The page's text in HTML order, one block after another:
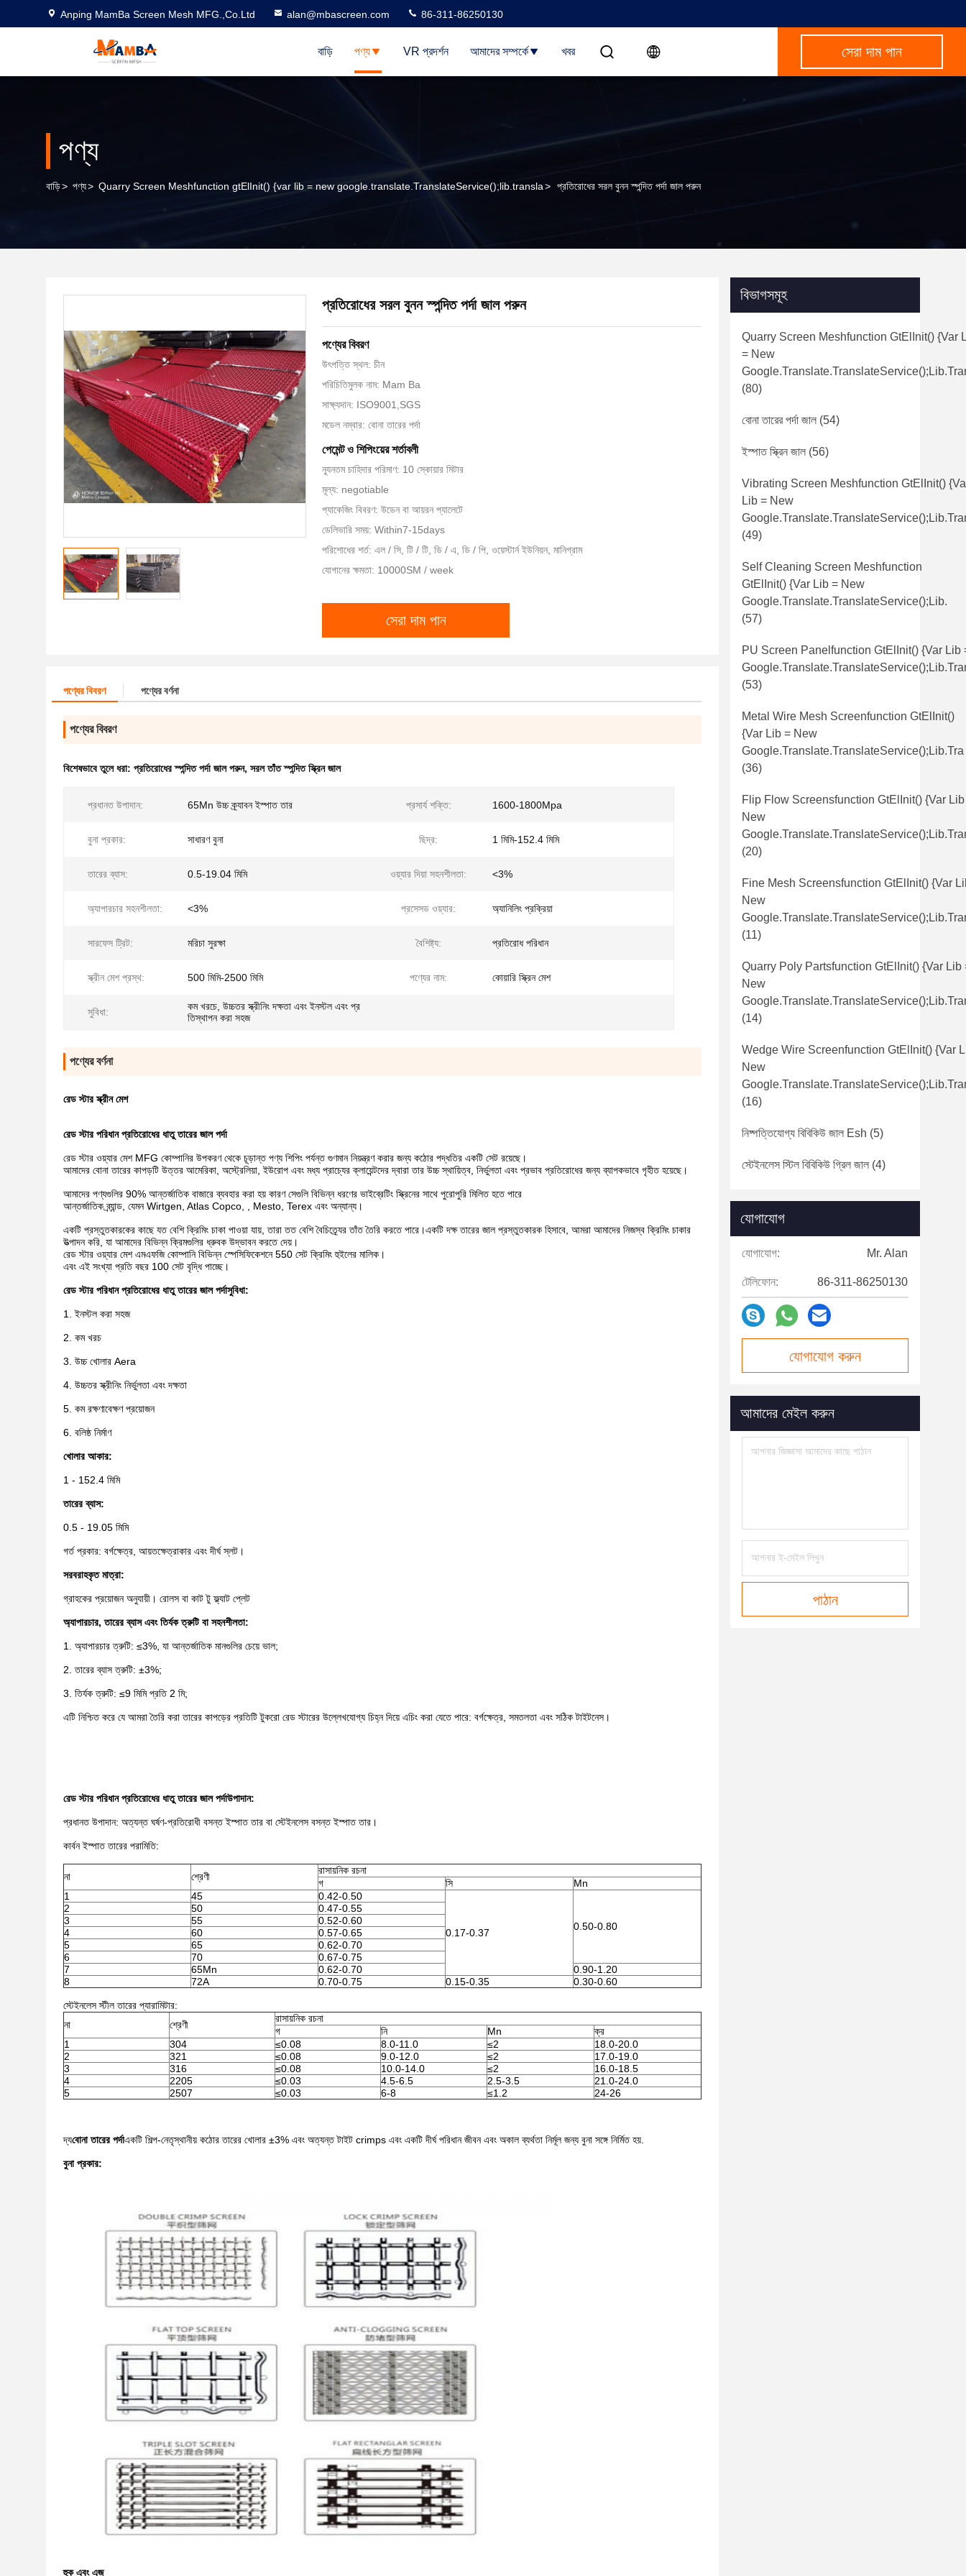
Anping MamBa Screen Mesh MFG.,Co.Ltd alan@mbascreen.com 86-311-86250130
বাড়ি পণ্য VR প্রদর্শন আমাদের সম্পর্কে খবর সেরা দাম পান
পণ্য
বাড়ি> পণ্য> Quarry Screen Meshfunction gtElInit() {var lib = new google.translate.TranslateService();lib.transla> প্রতিরোধের সরল বুনন স্পন্দিত পর্দা জাল পরুন
প্রতিরোধের সরল বুনন স্পন্দিত পর্দা জাল পরুন
পণ্যের বিবরণ
উৎপত্তি স্থল: চীন
পরিচিতিমুলক নাম: Mam Ba
সাক্ষ্যদান: ISO9001,SGS
মডেল নম্বার: বোনা তারের পর্দা
পেমেন্ট ও শিপিংয়ের শর্তাবলী
ন্যূনতম চাহিদার পরিমাণ: 10 স্কোয়ার মিটার
মূল্য: negotiable
প্যাকেজিং বিবরণ: উডেন বা আয়রন প্যালেটে
ডেলিভারি সময়: Within7-15days
পরিশোধের শর্ত: এল / সি, টি / টি, ডি / এ, ডি / পি, ওয়েস্টার্ন ইউনিয়ন, মানিগ্রাম
যোগানের ক্ষমতা: 10000SM / week
সেরা দাম পান
পণ্যের বিবরণ পণ্যের বর্ণনা
পণ্যের বিবরণ
বিশেষভাবে তুলে ধরা: প্রতিরোধের স্পন্দিত পর্দা জাল পরুন, সরল তাঁত স্পন্দিত স্ক্রিন জাল
প্রধানত উপাদান: 65Mn উচ্চ ক্র্যাবন ইস্পাত তার প্রসার্য শক্তি: 1600-1800Mpa
বুনা প্রকার: সাধারণ বুনা ছিদ্র: 1 মিমি-152.4 মিমি
তারের ব্যাস: 0.5-19.04 মিমি ওয়্যার দিয়া সহনশীলতা: <3%
অ্যাপারচার সহনশীলতা: <3% প্রসেসড ওয়্যার: অ্যানিলিং প্রক্রিয়া
সারফেস ট্রিট: মরিচা সুরক্ষা বৈশিষ্ট্য: প্রতিরোধ পরিধান
স্ক্রীন মেশ প্রস্থ: 500 মিমি-2500 মিমি পণ্যের নাম: কোয়ারি স্ক্রিন মেশ
সুবিধা:
কম খরচে, উচ্চতর স্ক্রীনিং দক্ষতা এবং ইনস্টল এবং প্র
তিস্থাপন করা সহজ
পণ্যের বর্ণনা
রেড স্টার স্ক্রীন মেশ
রেড স্টার পরিধান প্রতিরোধের ধাতু তারের জাল পর্দা
রেড স্টার ওয়্যার মেশ MFG কোম্পানির উপকরণ থেকে চূড়ান্ত পণ্য শিপিং পর্যন্ত গুণমান নিয়ন্ত্রণ করার জন্য কঠোর পদ্ধতির একটি সেট রয়েছে।
আমাদের বোনা তারের কাপড়টি উত্তর আমেরিকা, অস্ট্রেলিয়া, ইউরোপ এবং মধ্য প্রাচ্যের ক্লায়েন্টদের দ্বারা তার উচ্চ স্থায়িত্ব, নির্ভুলতা এবং প্রভাব প্রতিরোধের জন্য ব্যাপকভাবে গৃহীত হয়েছে।
আমাদের পণ্যগুলির 90% আন্তর্জাতিক বাজারে ব্যবহার করা হয় কারণ সেগুলি বিভিন্ন ধরণের ভাইব্রেটিং স্ক্রিনের সাথে পুরোপুরি মিলিত হতে পারে
আন্তর্জাতিক ব্র্যান্ড, যেমন Wirtgen, Atlas Copco, , Mesto, Terex এবং অন্যান্য।
একটি প্রস্তুতকারকের কাছে যত বেশি ক্রিমিং চাকা পাওয়া যায়, তারা তত বেশি বৈচিত্র্যের তাঁত তৈরি করতে পারে।একটি দক্ষ তারের জাল প্রস্তুতকারক হিসাবে, আমরা আমাদের নিজস্ব ক্রিমিং চাকার
উত্পাদন করি, যা আমাদের বিভিন্ন ক্রিমগুলির ধ্রুবক উদ্ভাবন করতে দেয়।
রেড স্টার ওয়্যার মেশ এমএফজি কোম্পানি বিভিন্ন স্পেসিফিকেশনে 550 সেট ক্রিমিং হুইলের মালিক।
এবং এই সংখ্যা প্রতি বছর 100 সেট বৃদ্ধি পাচ্ছে।
রেড স্টার পরিধান প্রতিরোধের ধাতু তারের জাল পর্দাসুবিধা:
1. ইনস্টল করা সহজ
2. কম খরচ
3. উচ্চ খোলার Aera
4. উচ্চতর স্ক্রীনিং নির্ভুলতা এবং দক্ষতা
5. কম রক্ষণাবেক্ষণ প্রয়োজন
6. বলিষ্ঠ নির্মাণ
খোলার আকার:
1 - 152.4 মিমি
তারের ব্যাস:
0.5 - 19.05 মিমি
গর্ত প্রকার: বর্গক্ষেত্র, আয়তক্ষেত্রাকার এবং দীর্ঘ স্লট।
সরবরাহকৃত মাত্রা:
গ্রাহকের প্রয়োজন অনুযায়ী। রোলস বা কাট টু ফ্ল্যাট প্লেট
অ্যাপারচার, তারের ব্যাস এবং তির্যক ত্রুটি বা সহনশীলতা:
1. অ্যাপারচার ত্রুটি: ≤3%, যা আন্তর্জাতিক মানগুলির চেয়ে ভাল;
2. তারের ব্যাস ত্রুটি: ±3%;
3. তির্যক ত্রুটি: ≤9 মিমি প্রতি 2 মি;
এটি নিশ্চিত করে যে আমরা তৈরি করা তারের কাপড়ের প্রতিটি টুকরো রেড স্টারের উল্লেখযোগ্য চিহ্ন দিয়ে এচিং করা যেতে পারে: বর্গক্ষেত্র, সমতলতা এবং সঠিক টাইটনেস।
রেড স্টার পরিধান প্রতিরোধের ধাতু তারের জাল পর্দাউপাদান:
প্রধানত উপাদান: অত্যন্ত ঘর্ষণ-প্রতিরোধী বসন্ত ইস্পাত তার বা স্টেইনলেস বসন্ত ইস্পাত তার।
কার্বন ইস্পাত তারের পরামিতি:
না শ্রেণী
রাসায়নিক রচনা
গ
সি
Mn
1
45 0.42-0.50
0.17-0.37
0.50-0.80
2 50
0.47-0.55
3
55
0.52-0.60
4
60
0.57-0.65
5
65
0.62-0.70
6
70
0.67-0.75
7
65Mn 0.62-0.70
0.90-1.20
8
72A 0.70-0.75 0.15-0.35 0.30-0.60
স্টেইনলেস স্টীল তারের প্যারামিটার:
না
শ্রেণী
রাসায়নিক রচনা
গ
নি Mn
ক্র
1
304 ≤0.08 8.0-11.0 ≤2
18.0-20.0
2
321 ≤0.08 9.0-12.0 ≤2
17.0-19.0
3
316 ≤0.08 10.0-14.0 ≤2
16.0-18.5
4
2205 ≤0.03 4.5-6.5 2.5-3.5
21.0-24.0
5
2507 ≤0.03 6-8 ≤1.2 24-26
দ্যবোনা তারের পর্দাএকটি শিল্প-নেতৃস্থানীয় কঠোর তারের খোলার ±3% এবং অত্যন্ত টাইট crimps এবং একটি দীর্ঘ পরিধান জীবন এবং অকাল ব্যর্থতা নির্মূল জন্য বুনা সঙ্গে নির্মিত হয়.
বুনা প্রকার:
হুক এবং এজ
বিভাগসমূহ
Quarry Screen Meshfunction GtElInit() {var
= New
(80)
বোনা তারের পর্দা জাল (54)
ইস্পাত স্ক্রিন জাল (56)
Vibrating Screen Meshfunction GtElInit()
Lib = New
(49)
Self Cleaning Screen Meshfunction
GtElInit() {var Lib = New
Google.translate.TranslateService();lib.
(57)
PU Screen Panelfunction GtElInit() {var Lib
(53)
Metal Wire Mesh Screenfunction GtElInit()
{var Lib = New
Google.translate.TranslateService();lib.tra
(36)
Flip Flow Screensfunction GtElInit() {var
New
(20)
Fine Mesh Screensfunction GtElInit() {var
New
(11)
Quarry Poly Partsfunction GtElInit() {var Lib
New
(14)
Wedge Wire Screenfunction GtElInit() {var
New
(16)
নিষ্পত্তিযোগ্য বিবিকিউ জাল Esh (5)
স্টেইনলেস স্টিল বিবিকিউ গ্রিল জাল (4)
যোগাযোগ
যোগাযোগ: Mr. Alan
টেলিফোন: 86-311-86250130
যোগাযোগ করুন
আমাদের মেইল ​​করুন
পাঠান